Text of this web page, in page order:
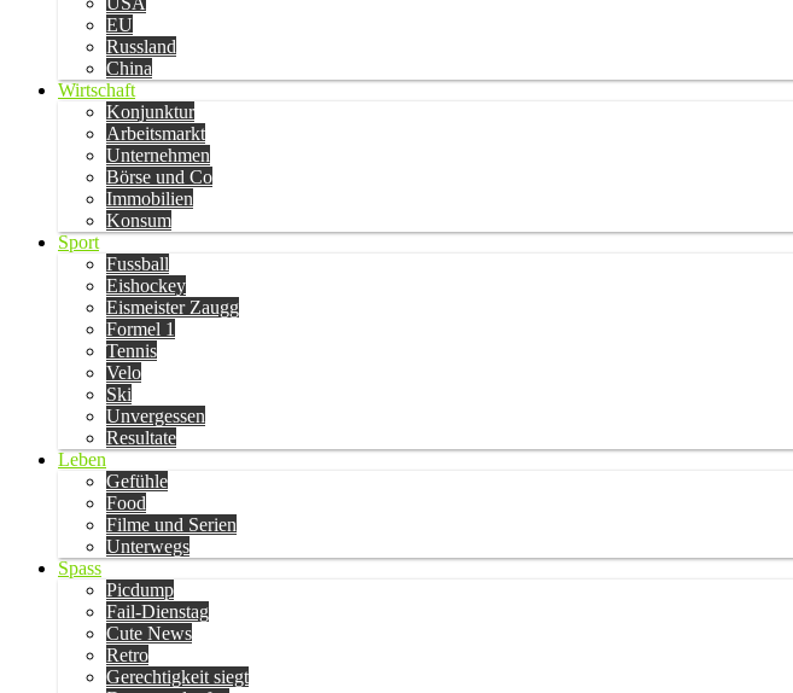
EU
Russland
China
Wirtschaft
Konjunktur
Arbeitsmarkt
Unternehmen
Börse und Co
Immobilien
Konsum
Sport
Fussball
Eishockey
Eismeister Zaugg
Formel 1
Tennis
Velo
Ski
Unvergessen
Resultate
Leben
Gefühle
Food
Filme und Serien
Unterwegs
Spass
Picdump
Fail-Dienstag
Cute News
Retro
Gerechtigkeit siegt